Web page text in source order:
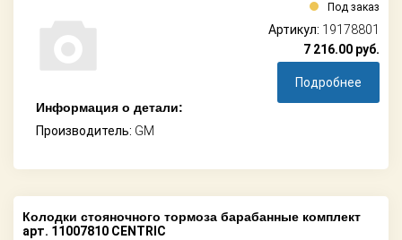
Информация о детали:
Производитель: GM
Под заказ
Артикул: 19178801
7 216.00 руб.
Подробнее
Колодки стояночного тормоза барабанные комплект
арт. 11007810 CENTRIC